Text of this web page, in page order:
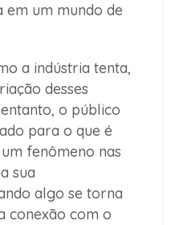
um mundo de
a indústria tenta,
desses
o público
para o que é
fenômeno nas
sua
algo se torna
conexão com o